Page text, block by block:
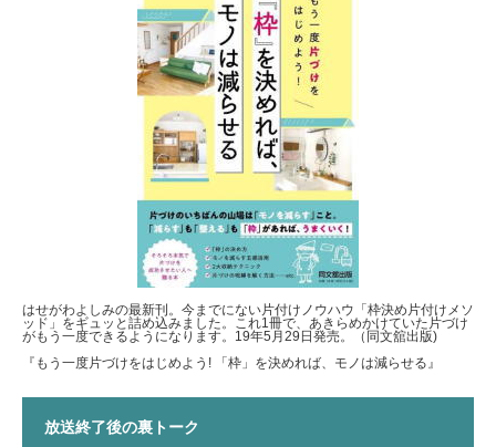
はせがわよしみの最新刊。今までにない片付けノウハウ「枠決め片付けメソ
ッド」をギュッと詰め込みました。これ1冊で、あきらめかけていた片づけ
がもう一度できるようになります。19年5月29日発売。（同文舘出版)
『もう一度片づけをはじめよう! 「枠」を決めれば、モノは減らせる』
放送終了後の裏トーク